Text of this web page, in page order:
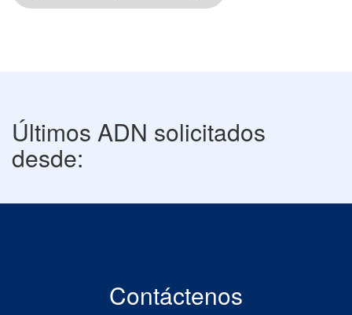
Últimos ADN solicitados
desde:
Contáctenos